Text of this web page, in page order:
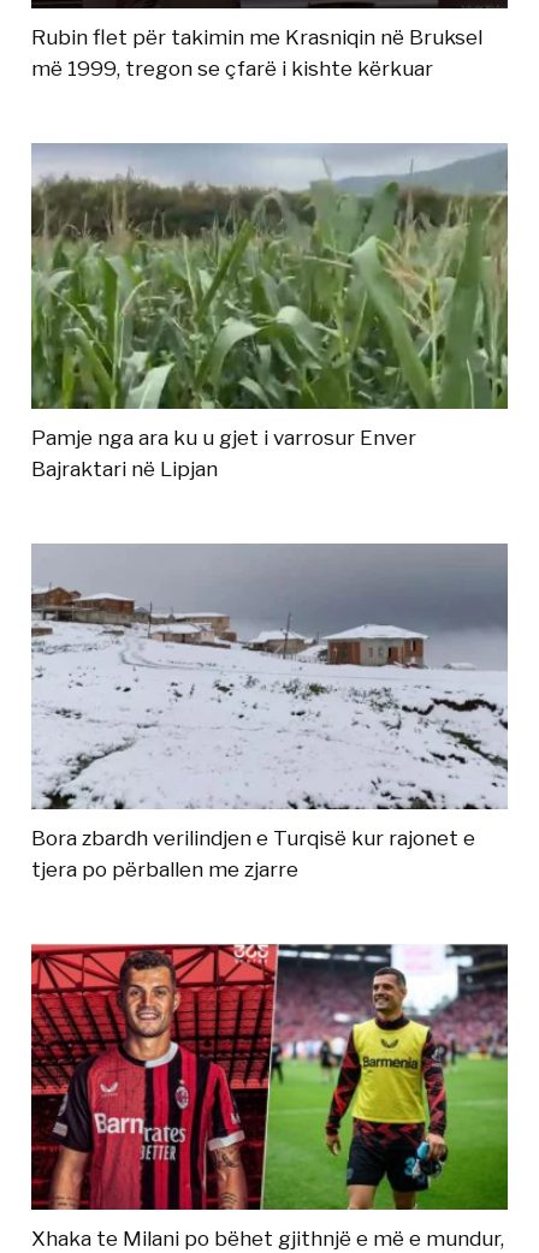
Rubin flet për takimin me Krasniqin në Bruksel
më 1999, tregon se çfarë i kishte kërkuar
Pamje nga ara ku u gjet i varrosur Enver
Bajraktari në Lipjan
Bora zbardh verilindjen e Turqisë kur rajonet e
tjera po përballen me zjarre
Xhaka te Milani po bëhet gjithnjë e më e mundur,